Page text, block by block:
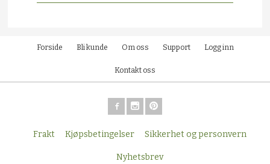
Forside Bli kunde Om oss Support Logg inn
Kontakt oss
Frakt Kjøpsbetingelser Sikkerhet og personvern
Nyhetsbrev